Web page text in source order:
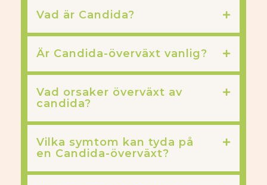
Vad är Candida?
Är Candida-överväxt vanlig?
Vad orsaker överväxt av
candida?
Vilka symtom kan tyda på
en Candida-överväxt?